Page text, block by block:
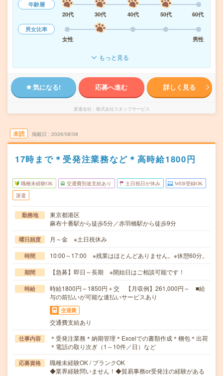
年齢層
20代
30代 40代 50代
60代
男女比率
女性
男性
もっと見る
気になる! 応募へ進む 詳しく見る
派遣会社 株式会社スタッフサービス
未読 掲載日 2026/08/08
17時まで＊受発注業務など＊高時給1800円
職種未経験OK 交通費別途支給あり 土日祝日が休み WEB登録OK
派遣
勤務地
東京都港区
麻布十番駅から徒歩5分／赤羽橋駅から徒歩9分
曜日頻度 月～金 ※土日祝休み
時間 10:00～17:00 ※残業はほとんどありません。※休憩60分。
期間 【急募】即日～長期 ※開始日はご相談可能です！
時給
時給1800円～1850円＋交 【月収例】261,000円～ ■給
与の前払いが可能な速払いサービスあり
交通費
交通費支給あり
仕事内容
＊受発注業務＊納期管理＊Excelでの書類作成＊梱包＊出荷
＊電話の取り次ぎ（1～10件／日）など
応募資格
職種未経験OK / ブランクOK
◆業界経験問いません！◆貿易事務or受発注の経験がある